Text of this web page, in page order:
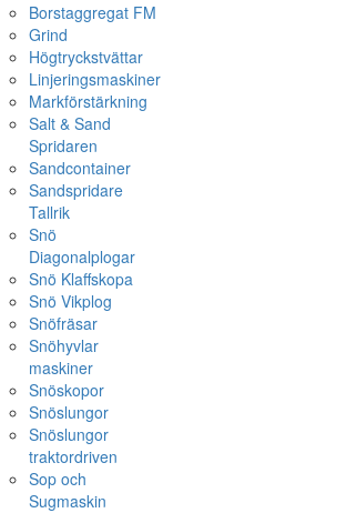
Borstaggregat FM
Grind
Högtryckstvättar
Linjeringsmaskiner
Markförstärkning
Salt & Sand
Spridaren
Sandcontainer
Sandspridare
Tallrik
Snö
Diagonalplogar
Snö Klaffskopa
Snö Vikplog
Snöfräsar
Snöhyvlar
maskiner
Snöskopor
Snöslungor
Snöslungor
traktordriven
Sop och
Sugmaskin